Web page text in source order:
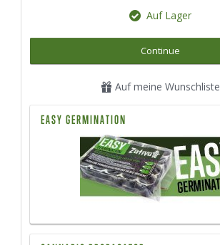
Auf Lager
Continue
Auf meine Wunschliste
EASY GERMINATION